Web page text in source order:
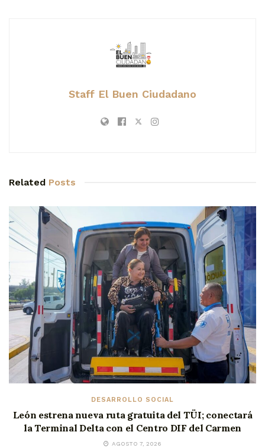
Staff El Buen Ciudadano
Related Posts
DESARROLLO SOCIAL
León estrena nueva ruta gratuita del TÜI; conectará
la Terminal Delta con el Centro DIF del Carmen
AGOSTO 7, 2026